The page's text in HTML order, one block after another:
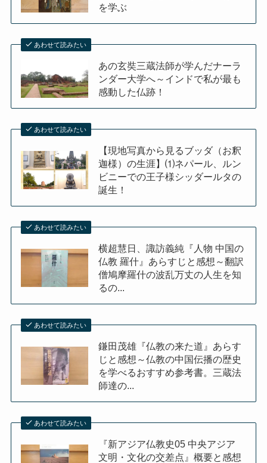
を学ぶ
あわせて読みたい
あの玄奘三蔵法師が学んだナーラ
ンダー大学へ～インドで私が最も
感動した仏跡！
あわせて読みたい
【現地写真から見るブッダ（お釈
迦様）の生涯】⑴ネパール、ルン
ビニーでの王子様シッダールタの
誕生！
あわせて読みたい
横超慧日、諏訪義純『人物 中国の
仏教 羅什』あらすじと感想～翻訳
僧鳩摩羅什の波乱万丈の人生を知
るの...
あわせて読みたい
鎌田茂雄『仏教の来た道』あらす
じと感想～仏教の中国伝播の歴史
を学べるおすすめ参考書。三蔵法
師達の...
あわせて読みたい
『新アジア仏教史05 中央アジア
文明・文化の交差点』概要と感想